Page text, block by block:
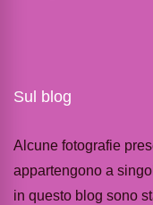
Sul blog
Alcune fotografie
appartengono a
in questo blog sono